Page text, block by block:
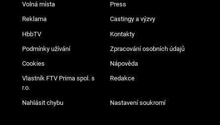
Volná místa Press
Reklama Castingy a výzvy
HbbTV Kontakty
Podmínky užívání Zpracování osobních údajů
Cookies Nápověda
Vlastník FTV Prima spol. s
r.o.
Redakce
Nahlásit chybu Nastavení soukromí